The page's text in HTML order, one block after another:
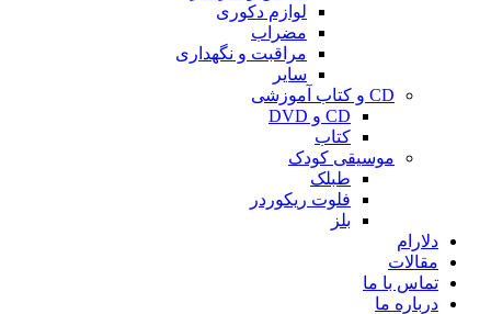
لوازم دکوری
مضراب
مراقبت و نگهداری
سایر
CD و کتاب آموزشی
CD و DVD
کتاب
موسیقی کودک
طبلک
فلوت ریکوردر
بلز
دلارام
مقالات
تماس با ما
درباره ما